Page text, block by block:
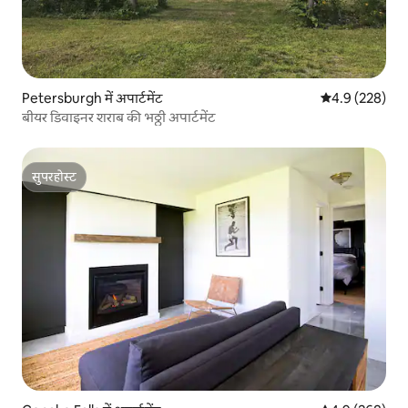
Petersburgh में अपार्टमेंट औसत रेटिंग 5 में
4.9 (228)
बीयर डिवाइनर शराब की भठ्ठी अपार्टमेंट
सुपरहोस्ट
सुपरहोस्ट